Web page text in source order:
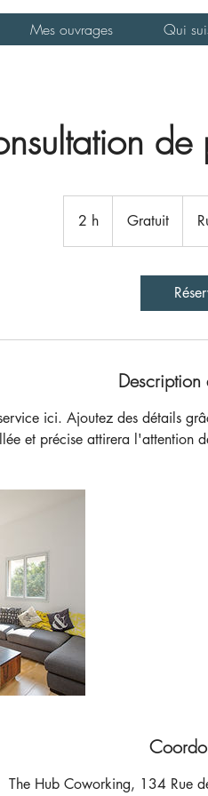
Mes ouvrages Qui
de
2 h
h
Gratuit
Description
ici. Ajoutez des détails
et précise attirera l'attention
The Hub Coworking, 134 Rue